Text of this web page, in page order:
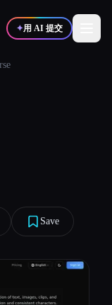
✦用 AI 提交
Save